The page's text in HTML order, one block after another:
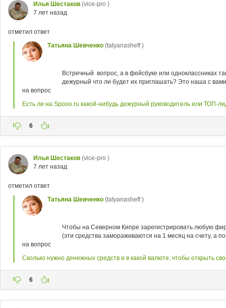
Илья Шестаков (vice-pro )
7 лет назад
отметил ответ
Татьяна Шевченко (tatyanasheff )
Встречный вопрос, а в фейсбуке или одноклассниках
дежурный что ли будет их приглашать? Это наша с
на вопрос
Есть ли на Spooo.ru какой-нибудь дежурный руководитель или ТОП-
6
Илья Шестаков (vice-pro )
7 лет назад
отметил ответ
Татьяна Шевченко (tatyanasheff )
Чтобы на Северном Кипре зарегистрировать любую
(эти средства замораживаются на 1 месяц на счету, а
на вопрос
Сколько нужно денежных средств и в какой валюте, чтобы открыть
6